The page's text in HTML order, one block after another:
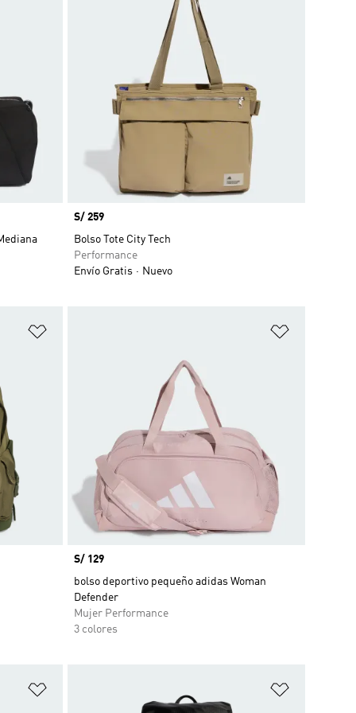
Precio
S/ 259
Bolso Tote City Tech
Performance
Envío Gratis
Nuevo
Precio
S/ 129
bolso deportivo pequeño adidas Woman
Defender
Mujer Performance
3 colores